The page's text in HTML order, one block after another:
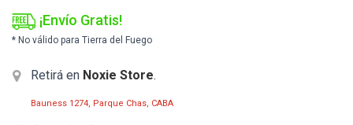
¡Envío Gratis!
* No válido para Tierra del Fuego
Retirá en Noxie Store.
Bauness 1274, Parque Chas, CABA